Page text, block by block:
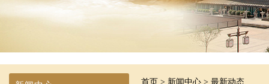
首页 > 新闻中心 > 最新动态